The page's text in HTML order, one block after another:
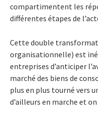
compartimentent les
différentes étapes de
Cette double
organisationnelle) est
entreprises d’anticiper
marché des biens de
plus en plus tourné vers
d’ailleurs en marche et